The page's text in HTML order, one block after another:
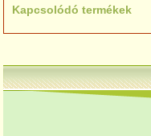
Kapcsolódó termékek